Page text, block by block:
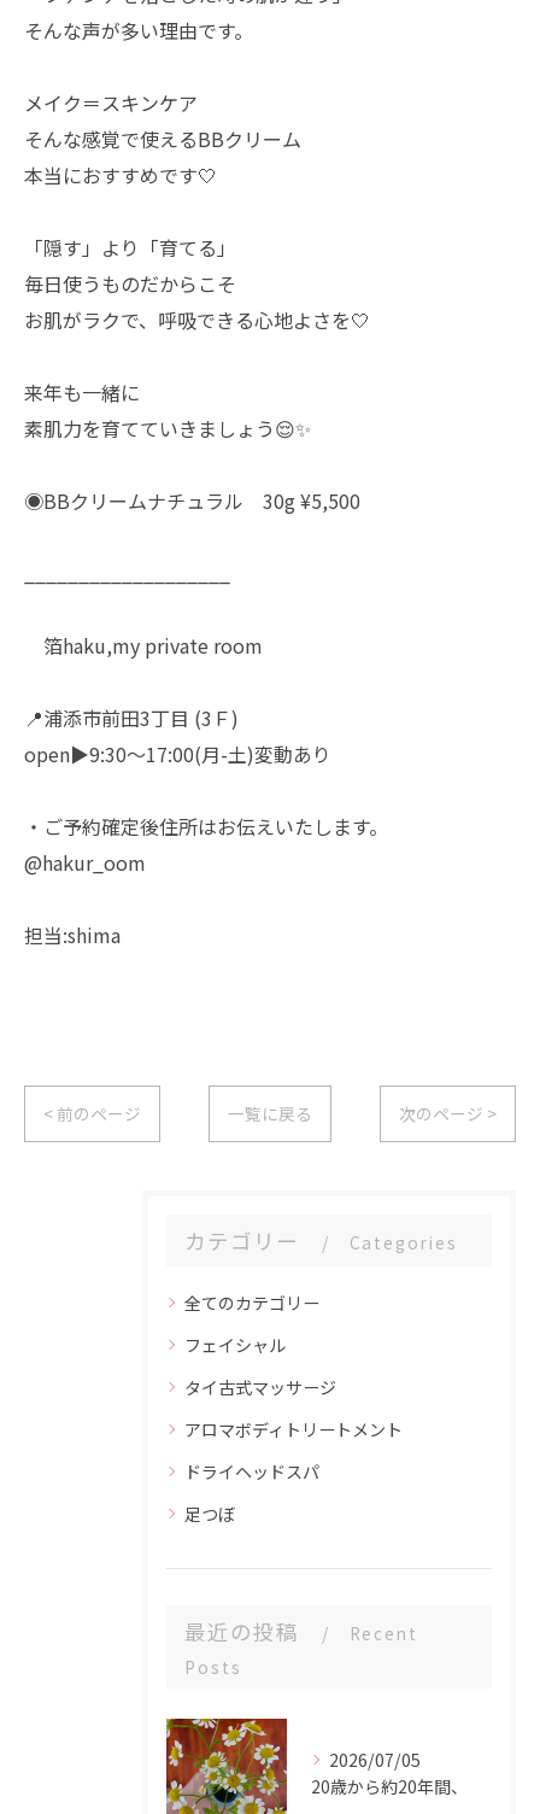
そんな声が多い理由です。
メイク＝スキンケア
そんな感覚で使えるBBクリーム
本当におすすめです🤍
「隠す」より「育てる」
毎日使うものだからこそ
お肌がラクで、呼吸できる心地よさを🤍
来年も一緒に
素肌力を育てていきましょう😌✨
◉BBクリームナチュラル 30g ¥5,500
箔haku,my private room
📍浦添市前田3丁目 (3Ｆ)
open▶︎9:30〜17:00(月-土)変動あり
・ご予約確定後住所はお伝えいたします。
@hakur_oom
担当:shima
< 前のページ 一覧に戻る 次のページ >
カテゴリー Categories
全てのカテゴリー
フェイシャル
タイ古式マッサージ
アロマボディトリートメント
ドライヘッドスパ
足つぼ
最近の投稿
Recent
Posts
2026/07/05
20歳から約20年間、